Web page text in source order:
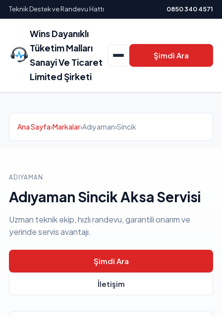
Teknik Destek ve Randevu Hattı 0850 340 4571
Wins Dayanıklı
Tüketim Malları
Sanayi Ve Ticaret
Limited Şirketi
Şimdi Ara
Ana Sayfa›Markalar›Adıyaman›Sincik
ADIYAMAN
Adıyaman Sincik Aksa Servisi
Uzman teknik ekip, hızlı randevu, garantili onarım ve
yerinde servis avantajı.
Şimdi Ara
İletişim